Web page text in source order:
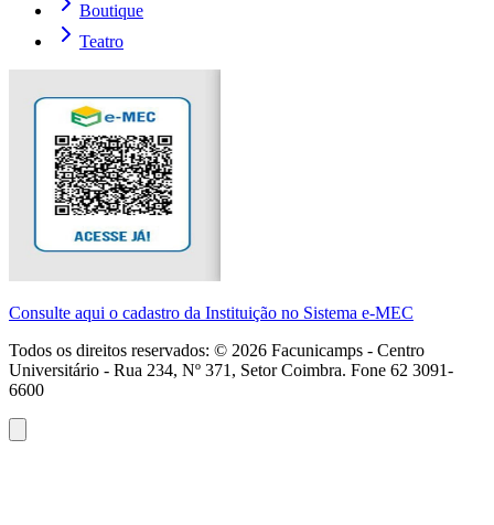
Boutique
Teatro
Consulte aqui o cadastro da Instituição no Sistema e-MEC
Todos os direitos reservados: © 2026 Facunicamps - Centro
Universitário - Rua 234, Nº 371, Setor Coimbra. Fone 62 3091-
6600